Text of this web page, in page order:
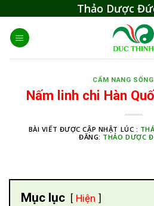
content
Thảo Dược
CẨM NANG
Nấm linh chi Hàn
BÀI VIẾT ĐƯỢC CẬP NHẬT LÚC :
ĐĂNG: THẢO DƯỢC
Mục lục Hiện